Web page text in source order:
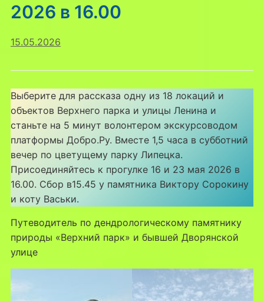
2026 в 16.00
15.05.2026
Выберите для рассказа одну из 18 локаций и
объектов Верхнего парка и улицы Ленина и
станьте на 5 минут волонтером экскурсоводом
платформы Добро.Ру. Вместе 1,5 часа в субботний
вечер по цветущему парку Липецка.
Присоединяйтесь к прогулке 16 и 23 мая 2026 в
16.00. Сбор в15.45 у памятника Виктору Сорокину
и коту Васьки.
Путеводитель по дендрологическому памятнику
природы «Верхний парк» и бывшей Дворянской
улице